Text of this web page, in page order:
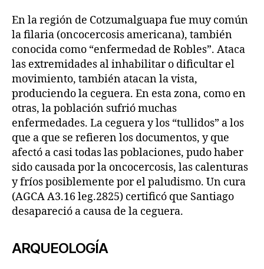
En la región de Cotzumalguapa fue muy común
la filaria (oncocercosis americana), también
conocida como “enfermedad de Robles”. Ataca
las extremidades al inhabilitar o dificultar el
movimiento, también atacan la vista,
produciendo la ceguera. En esta zona, como en
otras, la población sufrió muchas
enfermedades. La ceguera y los “tullidos” a los
que a que se refieren los documentos, y que
afectó a casi todas las poblaciones, pudo haber
sido causada por la oncocercosis, las calenturas
y fríos posiblemente por el paludismo. Un cura
(AGCA A3.16 leg.2825) certificó que Santiago
desapareció a causa de la ceguera.
ARQUEOLOGÍA